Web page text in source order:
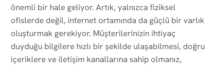
önemli bir hale geliyor. Artık, yalnızca fiziksel
ofislerde değil, internet ortamında da güçlü bir varlık
oluşturmak gerekiyor. Müşterilerinizin ihtiyaç
duyduğu bilgilere hızlı bir şekilde ulaşabilmesi, doğru
içeriklere ve iletişim kanallarına sahip olmanız,